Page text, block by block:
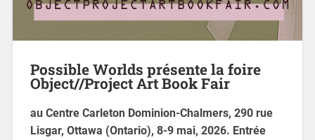
Possible Worlds présente la foire
Object//Project Art Book Fair
au Centre Carleton Dominion-Chalmers, 290 rue
Lisgar, Ottawa (Ontario), 8-9 mai, 2026. Entrée